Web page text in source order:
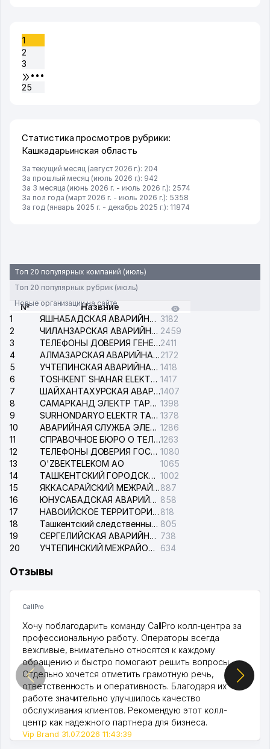
1
2
3
•••
25
Статистика просмотров рубрики:
Кашкадарьинская область
За текущий месяц (август 2026 г.): 204
За прошлый месяц (июль 2026 г.): 942
За 3 месяца (июнь 2026 г. - июль 2026 г.): 2574
За пол года (март 2026 г. - июль 2026 г.): 5358
За год (январь 2025 г. - декабрь 2025 г.): 11874
Топ 20 популярных компаний (июль)
Топ 20 популярных рубрик (июль)
Новые организации на сайте
№
Назвние
1
ЯШНАБАДСКАЯ АВАРИЙНАЯ СЛУЖБА ЭЛЕКТРОСЕТИ 3182
2
ЧИЛАНЗАРСКАЯ АВАРИЙНАЯ СЛУЖБА ЭЛЕКТРОСЕТИ 2459
3
ТЕЛЕФОНЫ ДОВЕРИЯ ГЕНЕРАЛЬНОЙ ПРОКУРАТУРЫ РЕСПУБЛИКИ УЗБЕКИСТАН2411
4
АЛМАЗАРСКАЯ АВАРИЙНАЯ СЛУЖБА ЭЛЕКТРОСЕТИ2172
5
УЧТЕПИНСКАЯ АВАРИЙНАЯ СЛУЖБА ЭЛЕКТРОСЕТИ 1418
6
TOSHKENT SHAHAR ELEKTR TARMOQLARI KORXONASI АО 1417
7
ШАЙХАНТАХУРСКАЯ АВАРИЙНАЯ СЛУЖБА ЭЛЕКТРОСЕТИ1407
8
САМАРКАНД ЭЛЕКТР ТАРМОКЛАРИ АО 1398
9
SURHONDARYO ELEKTR TARMOKLARI АО 1378
10
АВАРИЙНАЯ СЛУЖБА ЭЛЕКТРОСЕТИ ТАШКЕНТСКОГО РАЙОНА 1286
11
СПРАВОЧНОЕ БЮРО О ТЕЛЕФОНАХ ОРГАНИЗАЦИЙ г. ТАШКЕНТА1263
12
ТЕЛЕФОНЫ ДОВЕРИЯ ГОСУДАРСТВЕННОГО ЦЕНТРА ТЕСТИРОВАНИЯ 1080
13
O'ZBEKTELEKOM АО
1065
14
ТАШКЕНТСКИЙ ГОРОДСКОЙ СУД ПО ГРАЖДАНСКИМ ДЕЛАМ 1002
15
ЯККАСАРАЙСКИЙ МЕЖРАЙОННЫЙ СУД ПО ГРАЖДАНСКИМ ДЕЛАМ887
16
ЮНУСАБАДСКАЯ АВАРИЙНАЯ СЛУЖБА ЭЛЕКТРОСЕТИ 858
17
НАВОИЙСКОЕ ТЕРРИТОРИАЛЬНОЕ ПРЕДПРИЯТИЕ ЭЛЕКТРОСЕТИ АО 818
18
Ташкентский следственный изолятор 805
19
СЕРГЕЛИЙСКАЯ АВАРИЙНАЯ СЛУЖБА ЭЛЕКТРОСЕТИ 738
20
УЧТЕПИНСКИЙ МЕЖРАЙОННЫЙ СУД ПО ГРАЖДАНСКИМ ДЕЛАМ 634
Отзывы
CallPro
Хочу поблагодарить команду CallPro колл-центра за
профессиональную работу. Операторы всегда
вежливые, внимательно относятся к каждому
обращению и быстро помогают решить вопросы.
Отдельно хочется отметить грамотную речь,
ответственность и оперативность. Благодаря их
работе значительно улучшилось качество
обслуживания клиентов. Рекомендую этот колл-
центр как надежного партнера для бизнеса.
Vip Brand 31.07.2026 11:43:39